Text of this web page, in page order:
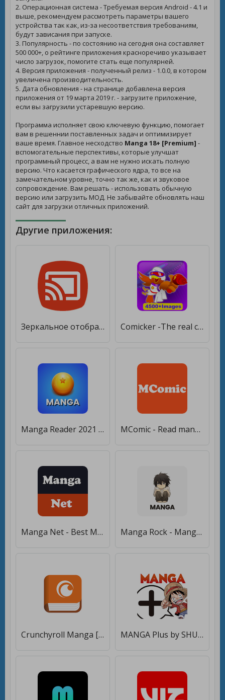
2. Операционная система - Требуемая версия Android - 4.1 и
выше, рекомендуем рассмотреть параметры вашего
устройства так как, из-за несоответствия требованиям,
будут зависания при запуске.
3. Популярность - по состоянию на сегодня она составляет
500 000+, о рейтинге приложения красноречиво указывает
число загрузок, помогите стать еще популярней.
4. Версия приложения - полученный релиз - 1.0.0, в котором
увеличена производительность.
5. Дата обновления - на странице добавлена версия
приложения от 19 марта 2019 г. - загрузите приложение,
если вы загрузили устаревшую версию.
Программа исполняет свою ключевую функцию, помогает
вам в решеннии поставленных задач и оптимизирует
ваше время. Главное несходство Manga 18+ [Premium] -
вспомогательные перспективы, которые улучшат
программный процесс, а вам не нужно искать полную
версию. Что касается графического ядра, то все на
замечательном уровне, точно так же, как и звуковое
сопровождение. Вам решать - использовать обычную
версию или загрузить МОД. Не забывайте обновлять наш
сайт для загрузки отличных приложений.
Другие приложения:
Зеркальное отображение экрана [Premium] Comicker -The real comic maker [Premium]
Manga Reader 2021 [Полная версия] MComic - Read manga free [Полная версия]
Manga Net - Best Manga Reader [Полная версия] Manga Rock - Manga Reader [Premium]
Crunchyroll Manga [Premium] MANGA Plus by SHUEISHA [Полная версия]